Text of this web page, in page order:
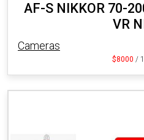
AF-S NIKKOR 70-
VR
Cameras
$8000 /